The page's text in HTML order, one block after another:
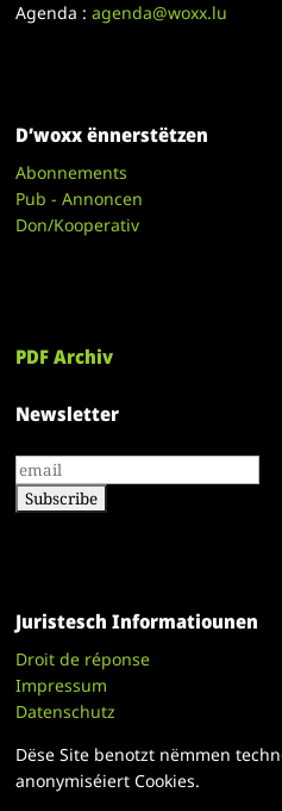
Agenda :agenda@woxx.lu
D’woxx ënnerstëtzen
Abonnements
Pub - Annoncen
Don/Kooperativ
PDF Archiv
Newsletter
Juristesch Informatiounen
Droit de réponse
Impressum
Datenschutz
Dëse Site benotzt nëmmen
anonymiséiert Cookies.